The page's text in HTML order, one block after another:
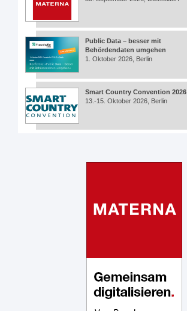
Public Data – besser mit
Behördendaten umgehen
1. Oktober 2026, Berlin
Smart Country Convention 2026
13.-15. Oktober 2026, Berlin